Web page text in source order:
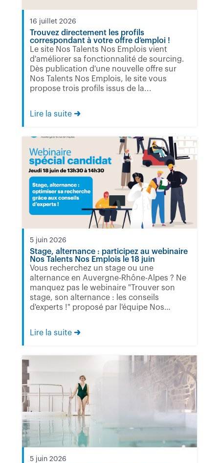
Trouvez directement les profils
correspondant à votre offre d’emploi !
16 juillet 2026
Le site Nos Talents Nos Emplois vient
d'améliorer sa fonctionnalité de sourcing.
Dès publication d'une nouvelle offre sur
Nos Talents Nos Emplois, le site vous
propose trois profils issus de la...
Lire la suite
Stage, alternance : participez au webinaire
Nos Talents Nos Emplois le 18 juin
5 juin 2026
Vous recherchez un stage ou une
alternance en Auvergne-Rhône-Alpes ? Ne
manquez pas le webinaire "Trouver son
stage, son alternance : les conseils
d'experts !" proposé par l'équipe Nos
Lire la suite
5 juin 2026